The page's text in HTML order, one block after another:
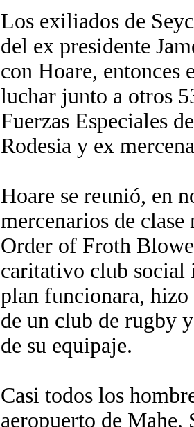
Los exiliados de
del ex presidente
con Hoare, entonces
luchar junto a otros
Fuerzas Especiales
Rodesia y ex
Hoare se reunió, en
mercenarios de
Order of Froth
caritativo club social
plan funcionara, hizo
de un club de rugby
de su equipaje.
Casi todos los
aeropuerto de Mahe.